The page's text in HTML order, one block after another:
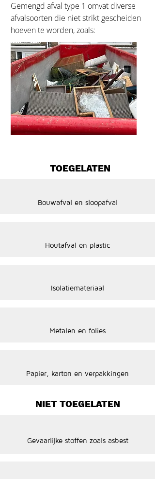
Gemengd afval type 1 omvat diverse
afvalsoorten die niet strikt gescheiden
hoeven te worden, zoals:
TOEGELATEN
Bouwafval en sloopafval
Houtafval en plastic
Isolatiemateriaal
Metalen en folies
Papier, karton en verpakkingen
NIET TOEGELATEN
Gevaarlijke stoffen zoals asbest